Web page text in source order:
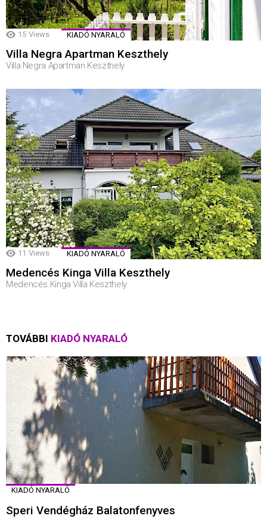
15 Views KIADÓ NYARALÓ
Villa Negra Apartman Keszthely
Villa Negra Apartman Keszthely
11 Views KIADÓ NYARALÓ
Medencés Kinga Villa Keszthely
Medencés Kinga Villa Keszthely
TOVÁBBI KIADÓ NYARALÓ
KIADÓ NYARALÓ
Speri Vendégház Balatonfenyves